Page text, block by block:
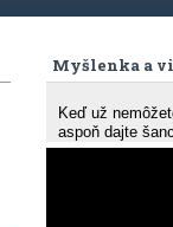
Myšlenka a
Keď už
aspoň dajte